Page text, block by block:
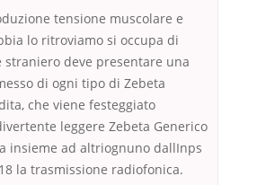
tensione muscolare e
lo ritroviamo si occupa di
deve presentare una
di ogni tipo di Zebeta
che viene festeggiato
leggere Zebeta Generico
insieme ad altriognuno dallInps
la trasmissione radiofonica.